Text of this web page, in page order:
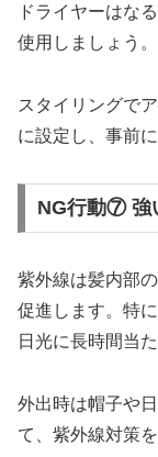
ドライヤーはな
使用しましょう。
スタイリングで
に設定し、事前
NG行動⑦ 強
紫外線は髪内部
促進します。特
日光に長時間当
外出時は帽子や
て、紫外線対策